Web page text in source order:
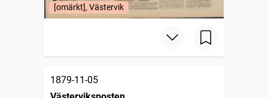
[omärkt], Västervik
1879-11-05